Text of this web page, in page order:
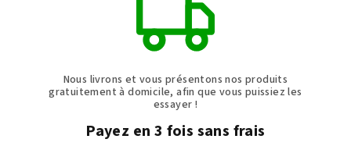
Nous livrons et vous présentons nos produits
gratuitement à domicile, afin que vous puissiez les
essayer !
Payez en 3 fois sans frais